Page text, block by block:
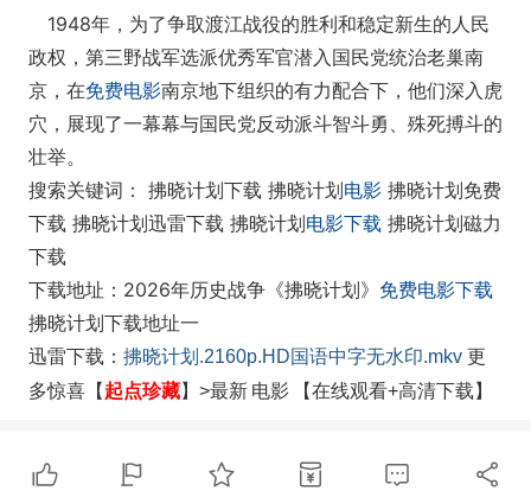
1948年，为了争取渡江战役的胜利和稳定新生的人民
政权，第三野战军选派优秀军官潜入国民党统治老巢南
京，在免费电影南京地下组织的有力配合下，他们深入虎
穴，展现了一幕幕与国民党反动派斗智斗勇、殊死搏斗的
壮举。
搜索关键词： 拂晓计划下载 拂晓计划电影 拂晓计划免费
下载 拂晓计划迅雷下载 拂晓计划电影下载 拂晓计划磁力
下载
下载地址：2026年历史战争《拂晓计划》 免费电影下载
拂晓计划下载地址一
迅雷下载： 拂晓计划.2160p.HD国语中字无水印.mkv 更
多惊喜【 起点珍藏】>最新 电影 【在线观看+高清下载】